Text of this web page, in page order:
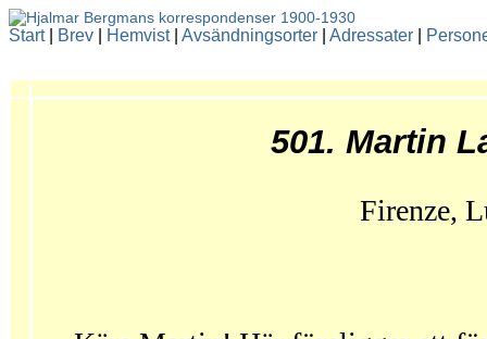
Start| Brev Hemvist| Avsändningsorter Adressater
501. Martin
Firenze,